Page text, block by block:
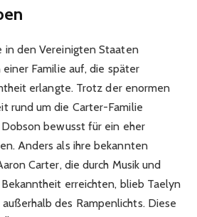
in den Vereinigten Staaten
Familie auf, die später
erlangte. Trotz der enormen
rund um die Carter-Familie
bewusst für ein eher
Anders als ihre bekannten
Carter, die durch Musik und
erreichten, blieb Taelyn
des Rampenlichts. Diese